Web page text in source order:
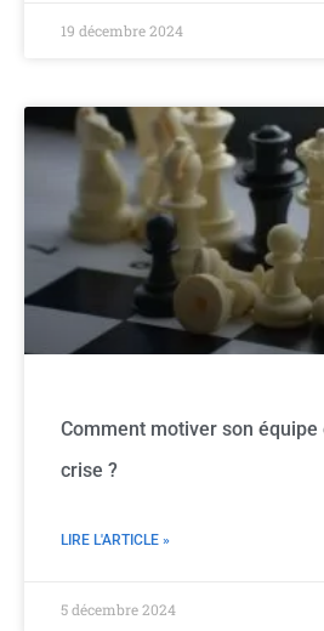
19 décembre 2024
Comment motiver son équipe
crise ?
LIRE L'ARTICLE »
5 décembre 2024